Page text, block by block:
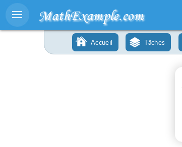
MathExample.com
Accueil Tâches